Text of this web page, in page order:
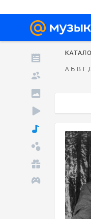
А Б В Г